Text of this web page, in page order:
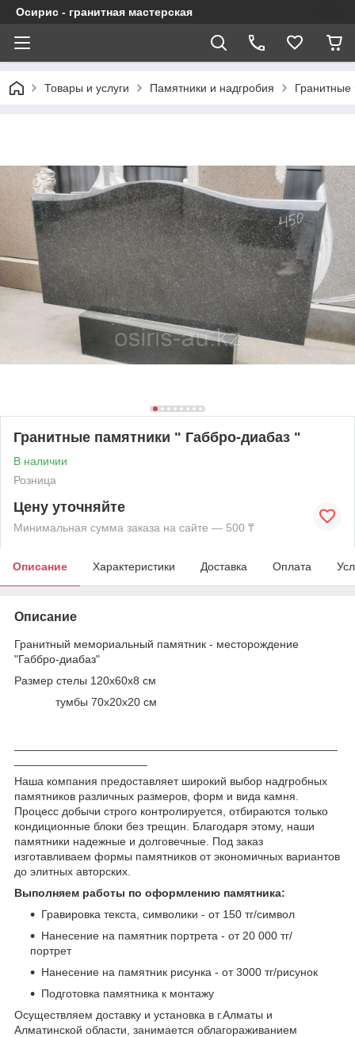
Осирис - гранитная мастерская
Товары и услуги Памятники и надгробия Гранитные
Гранитные памятники " Габбро-диабаз "
В наличии
Розница
Цену уточняйте
Минимальная сумма заказа на сайте — 500 ₸
Описание Характеристики Доставка Оплата
Описание
Гранитный мемориальный памятник - месторождение
"Габбро-диабаз"
Размер стелы 120х60х8 см
тумбы 70х20х20 см
Наша компания предоставляет широкий выбор надгробных
памятников различных размеров, форм и вида камня.
Процесс добычи строго контролируется, отбираются только
кондиционные блоки без трещин. Благодаря этому, наши
памятники надежные и долговечные. Под заказ
изготавливаем формы памятников от экономичных вариантов
до элитных авторских.
Выполняем работы по оформлению памятника:
Гравировка текста, символики - от 150 тг/символ
Нанесение на памятник портрета - от 20 000 тг/
портрет
Нанесение на памятник рисунка - от 3000 тг/рисунок
Подготовка памятника к монтажу
Осуществляем доставку и установка в г.Алматы и
Алматинской области, занимается облагораживанием